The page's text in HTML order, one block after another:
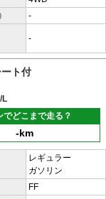
-
-
ト付
L
でどこまで走る？
-km
レギュラー
ガソリン
FF